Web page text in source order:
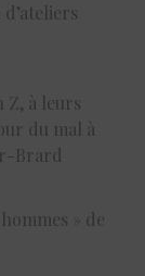
Z, à leurs
du mal à
Brard
» de